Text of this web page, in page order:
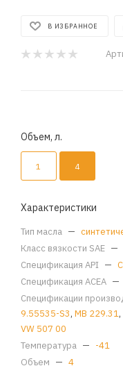
В ИЗБРАННОЕ
Объем, л.
1 4
Характеристики
Тип масла —
Класс вязкости SAE —
Спецификация API —
Спецификация ACEA —
Спецификации
9.55535-S3, MB 229.31,
VW 507 00
Температура — -41
Объем — 4